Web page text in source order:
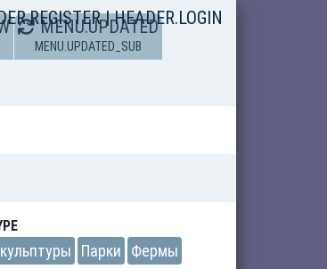
|HEADER.LOGIN
MENU.UPDATED
MENU.UPDATED_SUB
Парки
Фермы